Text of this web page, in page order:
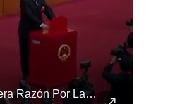
La Verdadera Razón Por La Que China Apoya A Irán | Gestión Mundo